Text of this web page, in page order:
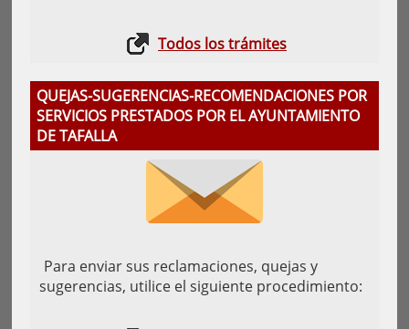
Todos los trámites
QUEJAS-SUGERENCIAS-RECOMENDACIONES POR
SERVICIOS PRESTADOS POR EL AYUNTAMIENTO
DE TAFALLA
Para enviar sus reclamaciones, quejas y
sugerencias, utilice el siguiente procedimiento: